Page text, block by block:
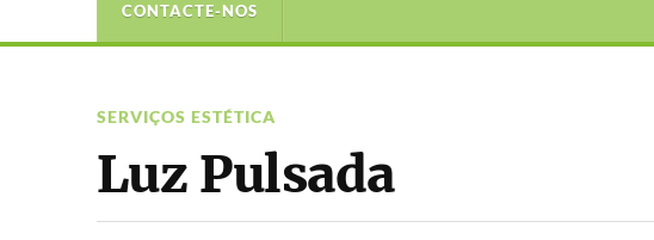
CONTACTE-NOS
SERVIÇOS ESTÉTICA
Luz Pulsada